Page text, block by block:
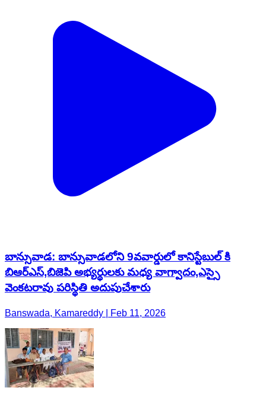
బాన్సువాడ: బాన్సువాడలోని 9వవార్డులో కానిస్టేబుల్ కి
బిఆర్ఎస్,బిజెపి అభ్యర్థులకు మధ్య వాగ్వాదం,ఎస్సై
వెంకటరావు పరిస్థితి అదుపుచేశారు
Banswada, Kamareddy | Feb 11, 2026